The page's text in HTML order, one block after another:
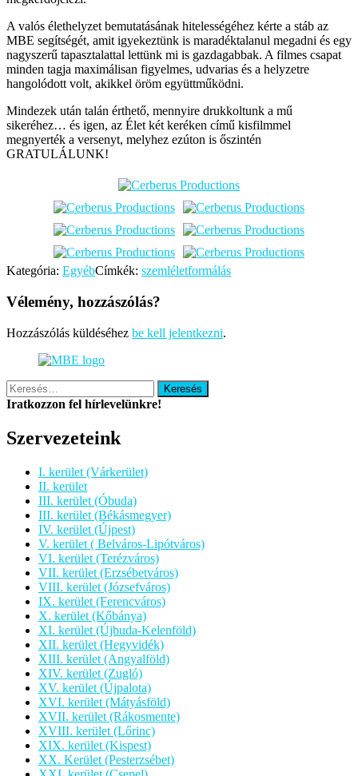
A valós élethelyzet bemutatásának hitelességéhez kérte a stáb az
MBE segítségét, amit igyekeztünk is maradéktalanul megadni és egy
nagyszerű tapasztalattal lettünk mi is gazdagabbak. A filmes csapat
minden tagja maximálisan figyelmes, udvarias és a helyzetre
hangolódott volt, akikkel öröm együttműködni.
Mindezek után talán érthető, mennyire drukkoltunk a mű
sikeréhez… és igen, az Élet két keréken című kisfilmmel
megnyerték a versenyt, melyhez ezúton is őszintén
GRATULÁLUNK!
Kategória: EgyébCímkék: szemléletformálás
Vélemény, hozzászólás?
Hozzászólás küldéséhez be kell jelentkezni.
Keresés:
Iratkozzon fel hírlevelünkre!
Szervezeteink
I. kerület (Várkerület)
II. kerület
III. kerület (Óbuda)
III. kerület (Békásmegyer)
IV. kerület (Újpest)
V. kerület ( Belváros-Lipótváros)
VI. kerület (Terézváros)
VII. kerület (Erzsébetváros)
VIII. kerület (Józsefváros)
IX. kerület (Ferencváros)
X. kerület (Kőbánya)
XI. kerület (Újbuda-Kelenföld)
XII. kerület (Hegyvidék)
XIII. kerület (Angyalföld)
XIV. kerület (Zugló)
XV. kerület (Újpalota)
XVI. kerület (Mátyásföld)
XVII. kerület (Rákosmente)
XVIII. kerület (Lőrinc)
XIX. kerület (Kispest)
XX. Kerület (Pesterzsébet)